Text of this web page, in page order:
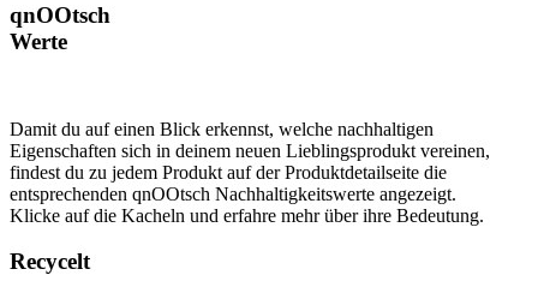
qnOOtsch
Werte
Damit du auf einen Blick erkennst, welche nachhaltigen
Eigenschaften sich in deinem neuen Lieblingsprodukt vereinen,
findest du zu jedem Produkt auf der Produktdetailseite die
entsprechenden qnOOtsch Nachhaltigkeitswerte angezeigt.
Klicke auf die Kacheln und erfahre mehr über ihre Bedeutung.
Recycelt